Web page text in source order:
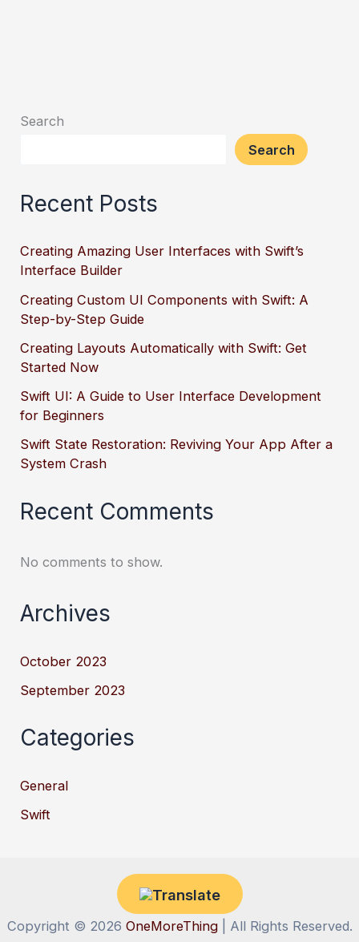
Search
Search
Recent Posts
Creating Amazing User Interfaces with Swift’s
Interface Builder
Creating Custom UI Components with Swift: A
Step-by-Step Guide
Creating Layouts Automatically with Swift: Get
Started Now
Swift UI: A Guide to User Interface Development
for Beginners
Swift State Restoration: Reviving Your App After a
System Crash
Recent Comments
No comments to show.
Archives
October 2023
September 2023
Categories
General
Swift
Copyright © 2026 OneMoreThing| All Rights Reserved.